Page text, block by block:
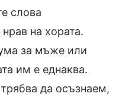
слова
на хората.
за мъже или
им е еднаква.
да осъзнаем,